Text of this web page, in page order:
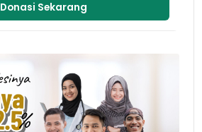
Donasi Sekarang